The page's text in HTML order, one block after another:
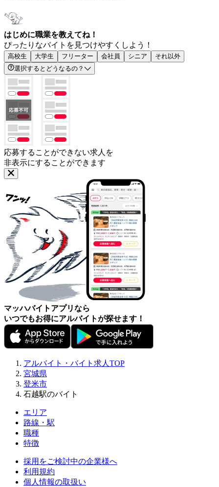
はじめに職業を教えてね！
ぴったりなバイトを見つけやすくしよう！
高校生 大学生 フリーター 会社員 シニア
それ以外
選択するとどうなるの？
応募することができない求人を
非表示にすることができます
マッハバイトアプリなら
いつでもお得にアルバイトが探せます！
アルバイト・バイト求人TOP
宮城県
登米市
石越駅のバイト
エリア
路線・駅
職種
特徴
採用をご検討中の企業様へ
利用規約
個人情報の取扱い